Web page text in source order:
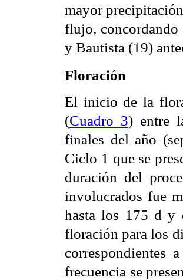
mayor
flujo,
y Bautista (19)
Floración
El inicio de la
(Cuadro 3) entre
finales del año
Ciclo 1 que se
duración del
involucrados fue
hasta los 175 d y
floración para los
correspondientes
frecuencia se